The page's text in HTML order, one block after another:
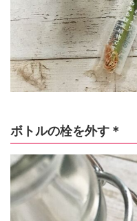
ボトルの栓を外す＊